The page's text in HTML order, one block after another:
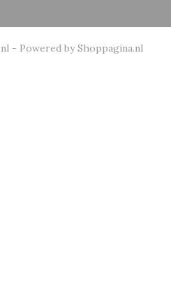
- Powered by Shoppagina.nl